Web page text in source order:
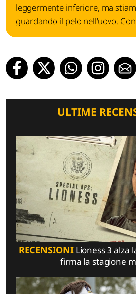
leggermente inferiore, ma
guardando il pelo nell'uovo.
ULTIME
RECENSIONILioness 3 alza
firma la stagione